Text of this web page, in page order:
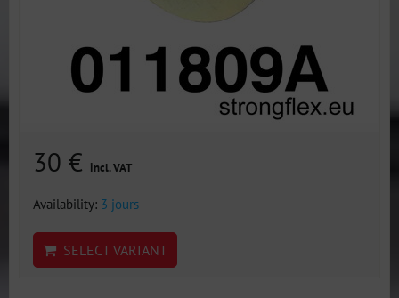
30 € incl. VAT
Availability: 3 jours
SELECT VARIANT